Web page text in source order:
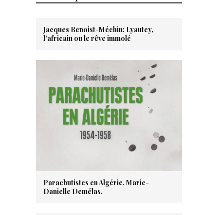
Jacques Benoist-Méchin: Lyautey,
l’africain ou le rêve immolé
Parachutistes en Algérie. Marie-
Danielle Demélas.